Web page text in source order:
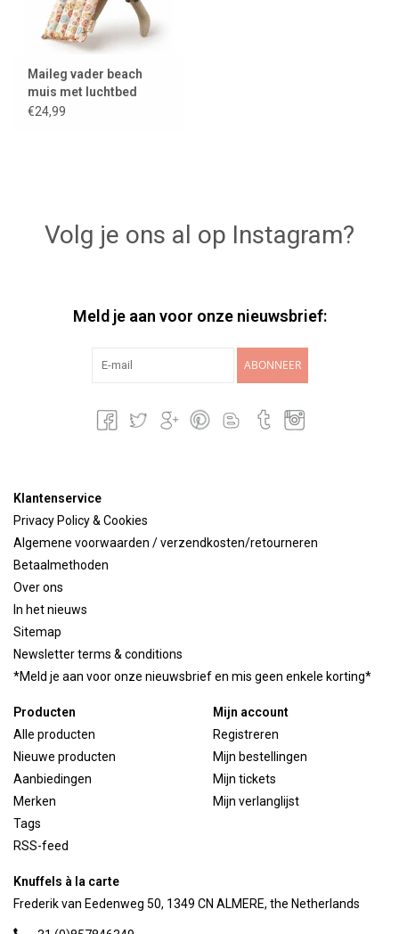
Vanaf 3 jaar.
Maileg vader beach
muis met luchtbed
€24,99
Volg je ons al op Instagram?
Meld je aan voor onze nieuwsbrief:
ABONNEER
Klantenservice
Privacy Policy & Cookies
Algemene voorwaarden / verzendkosten/retourneren
Betaalmethoden
Over ons
In het nieuws
Sitemap
Newsletter terms & conditions
*Meld je aan voor onze nieuwsbrief en mis geen enkele korting*
Producten
Alle producten
Nieuwe producten
Aanbiedingen
Merken
Tags
RSS-feed
Mijn account
Registreren
Mijn bestellingen
Mijn tickets
Mijn verlanglijst
Knuffels à la carte
Frederik van Eedenweg 50, 1349 CN ALMERE, the Netherlands